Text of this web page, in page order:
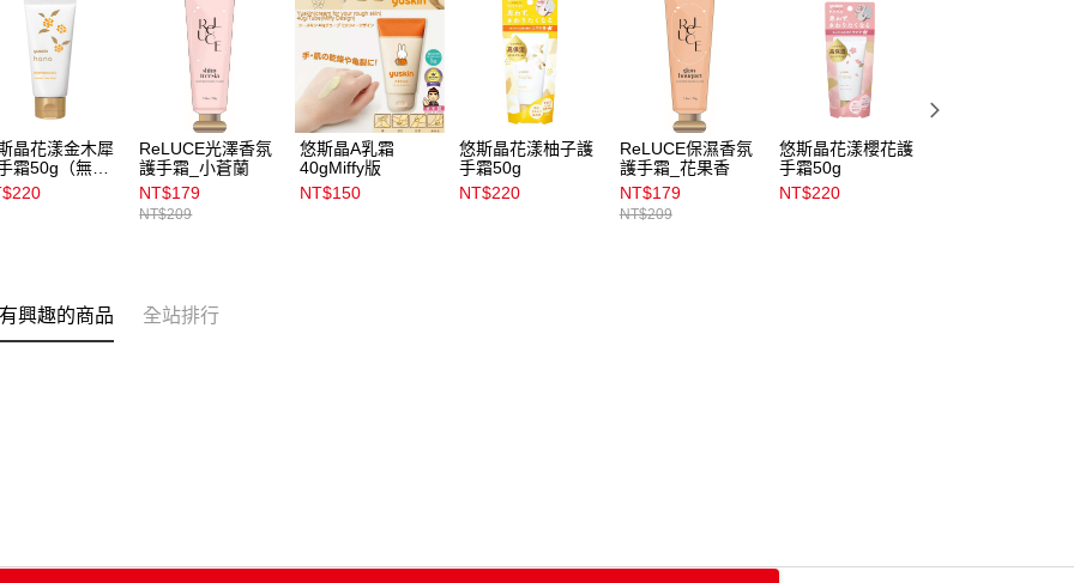
晶花漾金木犀
霜50g（無外
ReLUCE光澤香氛
護手霜_小蒼蘭
NT$179
NT$209
悠斯晶A乳霜
40gMiffy版
NT$150
悠斯晶花漾柚子護
手霜50g
NT$220
ReLUCE保濕香氛
護手霜_花果香
NT$179
NT$209
悠斯晶花漾櫻花護
手霜50g
NT$220
興趣的商品 全站排行